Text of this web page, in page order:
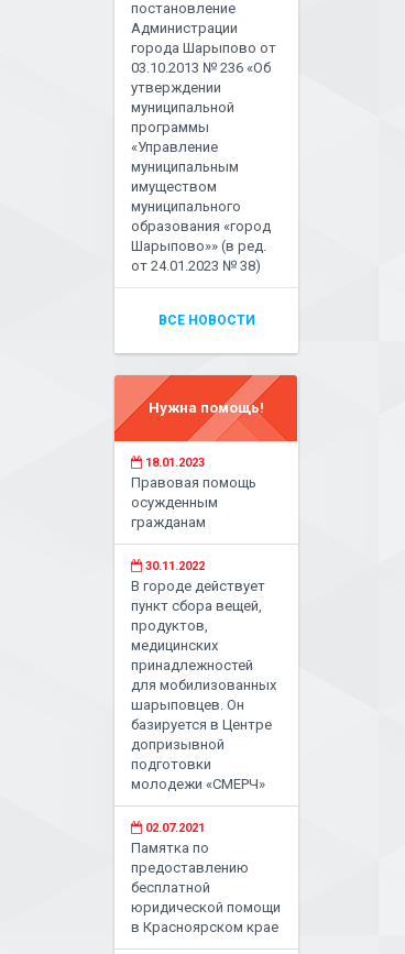
постановление
Администрации
города Шарыпово от
03.10.2013 № 236 «Об
утверждении
муниципальной
программы
«Управление
муниципальным
имуществом
муниципального
образования «город
Шарыпово»» (в ред.
от 24.01.2023 № 38)
ВСЕ НОВОСТИ
Нужна помощь!
18.01.2023
Правовая помощь
осужденным
гражданам
30.11.2022
В городе действует
пункт сбора вещей,
продуктов,
медицинских
принадлежностей
для мобилизованных
шарыповцев. Он
базируется в Центре
допризывной
подготовки
молодежи «СМЕРЧ»
02.07.2021
Памятка по
предоставлению
бесплатной
юридической помощи
в Красноярском крае